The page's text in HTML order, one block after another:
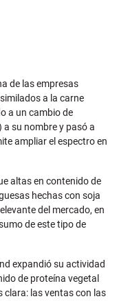
de las empresas
a la carne
a un cambio de
su nombre y pasó a
ampliar el espectro en
altas en contenido de
hechas con soja
del mercado, en
de este tipo de
expandió su actividad
de proteína vegetal
clara: las ventas con las